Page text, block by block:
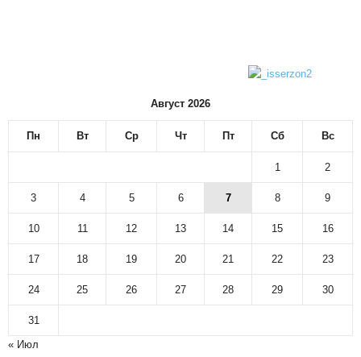
Август 2026
Пн Вт Ср Чт Пт Сб Вс
1 2
3 4 5 6 7 8 9
10 11 12 13 14 15 16
17 18 19 20 21 22 23
24 25 26 27 28 29 30
31
« Июл